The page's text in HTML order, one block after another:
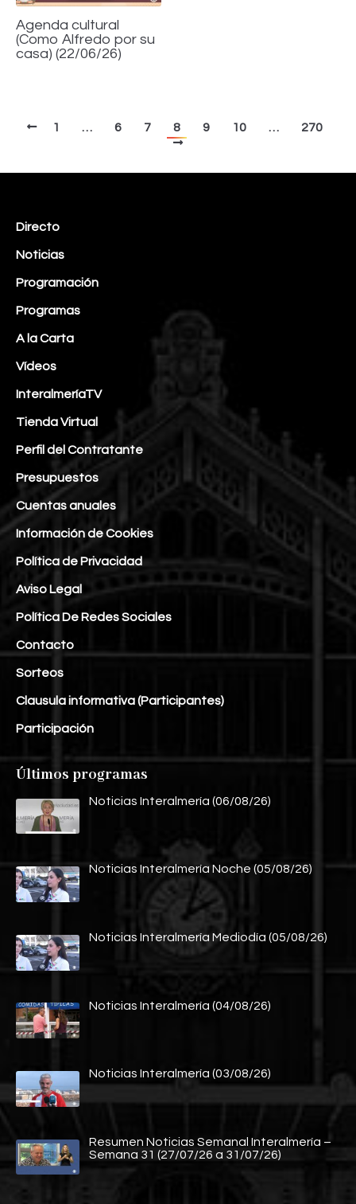
Agenda cultural
(Como Alfredo por su
casa) (22/06/26)
1 … 6 7 8 9 10 … 270
Directo
Noticias
Programación
Programas
A la Carta
Vídeos
InteralmeríaTV
Tienda Virtual
Perfil del Contratante
Presupuestos
Cuentas anuales
Información de Cookies
Política de Privacidad
Aviso Legal
Política De Redes Sociales
Contacto
Sorteos
Clausula informativa (Participantes)
Participación
Últimos programas
Noticias Interalmería (06/08/26)
Noticias Interalmería Noche (05/08/26)
Noticias Interalmería Mediodía (05/08/26)
Noticias Interalmería (04/08/26)
Noticias Interalmería (03/08/26)
Resumen Noticias Semanal Interalmería –
Semana 31 (27/07/26 a 31/07/26)